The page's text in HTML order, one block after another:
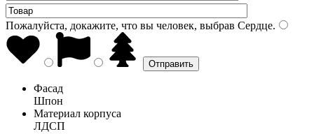
Пожалуйста, докажите, что вы человек, выбрав Сердце.
Фасад
Шпон
Материал корпуса
ЛДСП